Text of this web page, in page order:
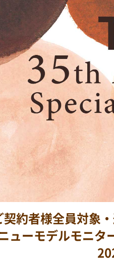
契約者様全員対象
ューモデルモニ